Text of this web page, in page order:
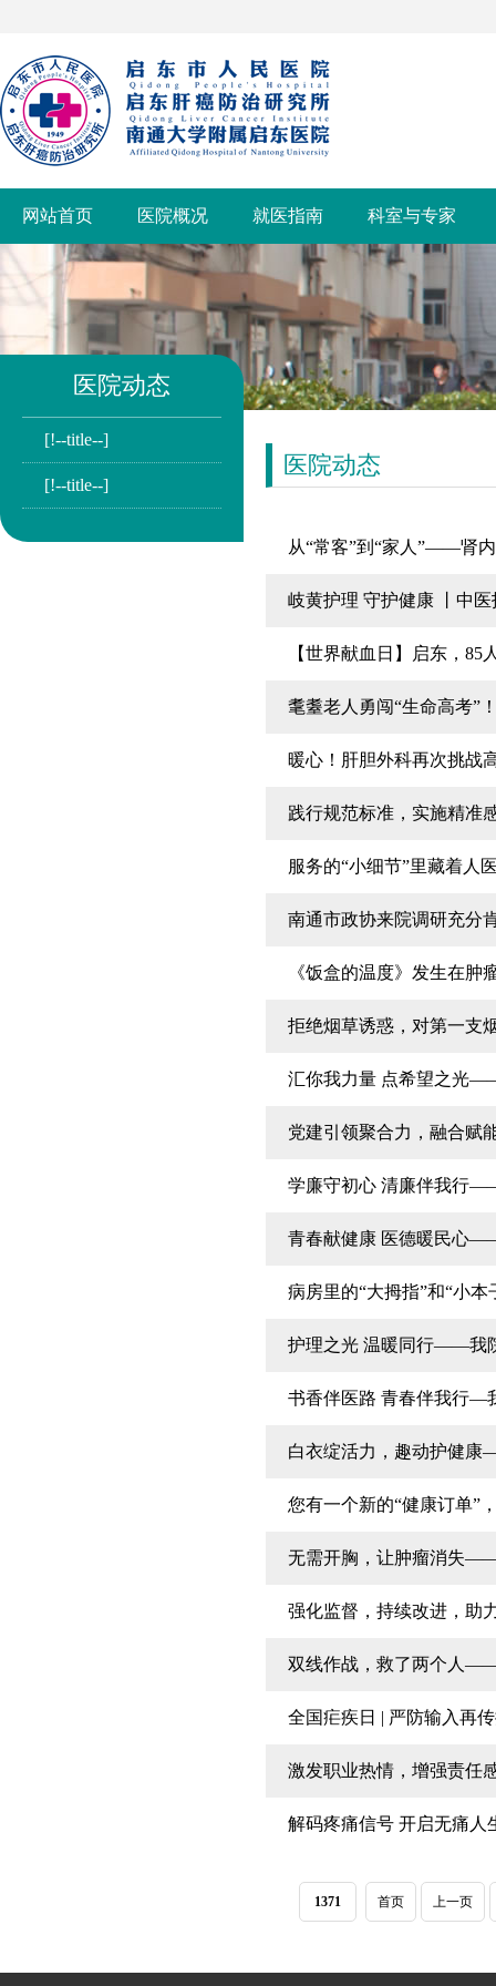
网站首页 医院概况 就医指南 科室与专家
医院动态
[!--title--]
[!--title--]
医院动态
从“常客”到“家人”——肾
岐黄护理 守护健康 丨中
【世界献血日】启东，85
耄耋老人勇闯“生命高考”
暖心！肝胆外科再次挑战
践行规范标准，实施精
服务的“小细节”里藏着
南通市政协来院调研充分
《饭盒的温度》发生在肿
拒绝烟草诱惑，对第一支
汇你我力量 点希望之光
党建引领聚合力，融合赋
学廉守初心 清廉伴我行
青春献健康 医德暖民心
病房里的“大拇指”和“小本
护理之光 温暖同行——我
书香伴医路 青春伴我行—
白衣绽活力，趣动护健
您有一个新的“健康订单
无需开胸，让肿瘤消失
强化监督，持续改进，助
双线作战，救了两个人
全国疟疾日 | 严防输入再
激发职业热情，增强责
解码疼痛信号 开启无痛
1371 首页 上一页